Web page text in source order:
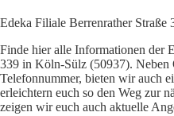
Edeka Filiale Berrenrather
Finde hier alle Informationen der
339 in Köln-Sülz (50937). Neben
Telefonnummer, bieten wir auch
erleichtern euch so den Weg zur
zeigen wir euch auch aktuelle